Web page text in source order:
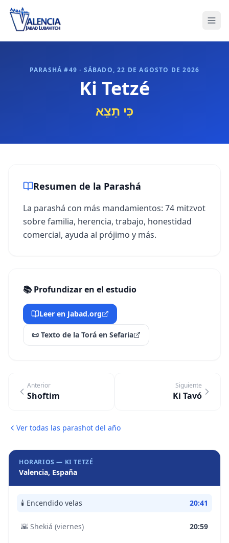
PARASHÁ #49 · SÁBADO, 22 DE AGOSTO DE 2026
Ki Tetzé
כִּי תֵצֵא
Resumen de la Parashá
La parashá con más mandamientos: 74 mitzvot
sobre familia, herencia, trabajo, honestidad
comercial, ayuda al prójimo y más.
📚 Profundizar en el estudio
Leer en Jabad.org
📜 Texto de la Torá en Sefaria
Anterior
Shoftim
Siguiente
Ki Tavó
Ver todas las parashot del año
HORARIOS — KI TETZÉ
Valencia, España
🕯️ Encendido velas 20:41
🌇 Shekiá (viernes) 20:59